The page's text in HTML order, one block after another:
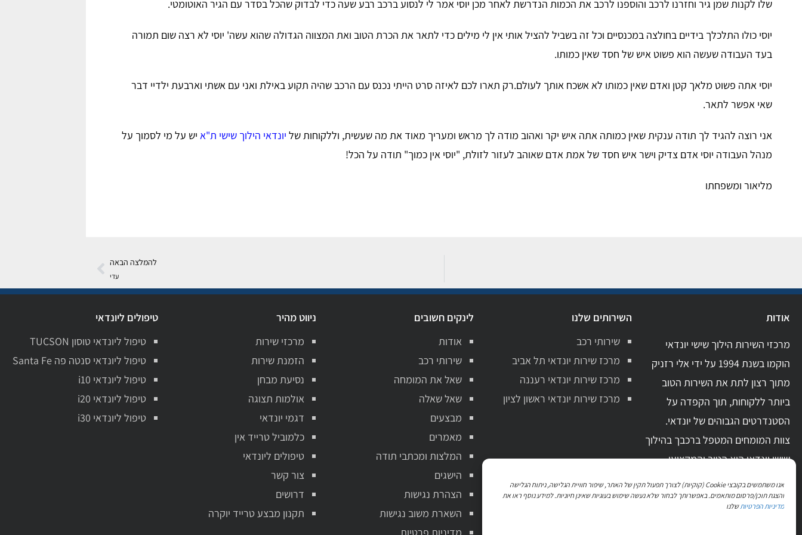
אנו משתמשים בקובצי Cookie (קוקיות) לצורך תפעול תקין של האתר, שיפור חוויית הגלישה, ניתוח הגלישה
והצגת תוכן/פרסום מותאמים. באפשרותך לבחור שלא נעשה שימוש בעוגיות שאינן חיוניות. למידע נוסף ראו את
מדיניות הפרטיותשלנו
שלו לקנות שמן גיר וחזרנו לרכב והוספנו לרכב את הכמות הנדרשת לאחר מכן יוסי אמר לי לנסוע ברכב רבע שעה כדי לבדוק שהכל בסדר עם הגיר האוטומטי.
יוסי כולו התלכלך בידיים בחולצה במכנסיים וכל זה בשביל להציל אותי אין לי מילים כדי לתאר את הכרת הטוב ואת המצווה הגדולה שהוא עשה' יוסי לא רצה שום תמורה
בעד העבודה שעשה הוא פשוט איש של חסד שאין כמותו.
יוסי אתה פשוט מלאך קטן ואדם שאין כמותו לא אשכח אותך לעולם.רק תארו לכם לאיזה סרט הייתי נכנס עם הרכב שהיה תקוע באילת ואני עם אשתי וארבעת ילדיי דבר
שאי אפשר לתאר.
אני רוצה להגיד לך תודה ענקית שאין כמותה אתה איש יקר ואהוב מודה לך מראש ומעריך מאוד את מה שעשית, וללקוחות של יונדאי הילוך שישי ת"א יש על מי לסמוך על
מנהל העבודה יוסי אדם צדיק וישר איש חסד של אמת אדם שאוהב לעזור לזולת, "יוסי אין כמוך" תודה על הכל!
מליאור ומשפחתו
להמלצה הבאה
עדי
אודות
מרכזי השירות הילוך שישי יונדאי
הוקמו בשנת 1994 על ידי אלי רזניק
מתוך רצון לתת את השירות הטוב
ביותר ללקוחות, תוך הקפדה על
הסטנדרטים הגבוהים של יונדאי.
צוות המומחים המטפל ברכבך בהילוך
שישי יונדאי הוא הטוב והמקצועי
וניסיון מעשי רב.
השירותים שלנו
שירותי רכב
מרכז שירות יונדאי תל אביב
מרכז שירות יונדאי רעננה
מרכז שירות יונדאי ראשון לציון
לינקים חשובים
אודות
שירותי רכב
שאל את המומחה
שאל שאלה
מבצעים
מאמרים
המלצות ומכתבי תודה
הישגים
הצהרת נגישות
השארת משוב נגישות
ניווט מהיר
מרכזי שירות
הזמנת שירות
נסיעת מבחן
אולמות תצוגה
דגמי יונדאי
כלמוביל טרייד אין
טיפולים ליונדאי
צור קשר
דרושים
תקנון מבצע טרייד יוקרה
טיפולים ליונדאי
טיפול ליונדאי טוסון TUCSON
טיפול ליונדאי סנטה פה Santa Fe
טיפול ליונדאי i10
טיפול ליונדאי i20
טיפול ליונדאי i30